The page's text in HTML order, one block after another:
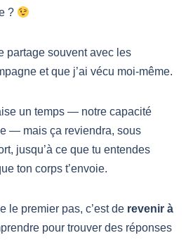
?
partage souvent avec les
et que j’ai vécu moi-même.
un temps — notre capacité
— mais ça reviendra, sous
jusqu’à ce que tu entendes
ton corps t’envoie.
le premier pas, c’est de revenir à
pour trouver des réponses